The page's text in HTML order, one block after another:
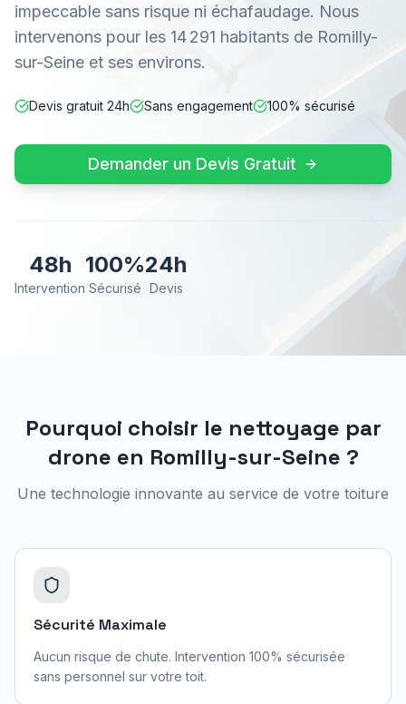
impeccable sans risque ni échafaudage. Nous
intervenons pour les 14 291 habitants de Romilly-
sur-Seine et ses environs.
Devis gratuit 24h Sans engagement 100% sécurisé
Demander un Devis Gratuit
48h
Intervention
100%
Sécurisé
24h
Devis
Pourquoi choisir le nettoyage par
drone en Romilly-sur-Seine ?
Une technologie innovante au service de votre toiture
Sécurité Maximale
Aucun risque de chute. Intervention 100% sécurisée
sans personnel sur votre toit.